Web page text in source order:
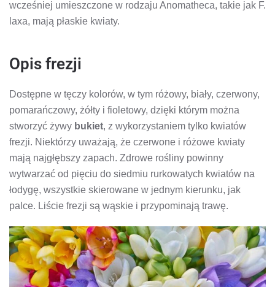
wcześniej umieszczone w rodzaju Anomatheca, takie jak F.
laxa, mają płaskie kwiaty.
Opis frezji
Dostępne w tęczy kolorów, w tym różowy, biały, czerwony,
pomarańczowy, żółty i fioletowy, dzięki którym można
stworzyć żywy bukiet, z wykorzystaniem tylko kwiatów
frezji. Niektórzy uważają, że czerwone i różowe kwiaty
mają najgłębszy zapach. Zdrowe rośliny powinny
wytwarzać od pięciu do siedmiu rurkowatych kwiatów na
łodygę, wszystkie skierowane w jednym kierunku, jak
palce. Liście frezji są wąskie i przypominają trawę.